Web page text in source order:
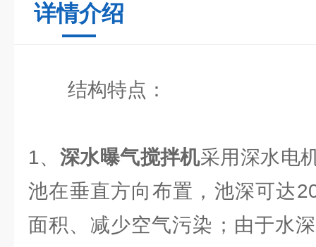
详情介绍
结构特点：
1、 深水曝气搅拌机采用深水电
池在垂直方向布置，池深可达
面积、减少空气污染；由于水